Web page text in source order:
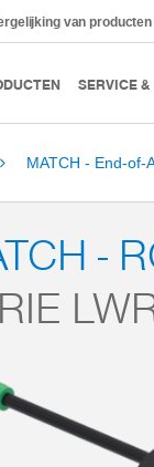
van producten
SERVICE
MATCH - End-of-
-